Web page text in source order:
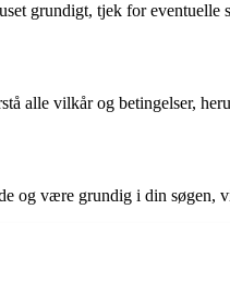
grundigt, tjek for
alle vilkår og betingelser,
og være grundig i din søgen,